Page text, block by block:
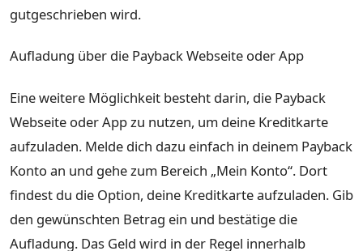
gutgeschrieben wird.
Aufladung über die Payback Webseite oder App
Eine weitere Möglichkeit besteht darin, die Payback
Webseite oder App zu nutzen, um deine Kreditkarte
aufzuladen. Melde dich dazu einfach in deinem Payback
Konto an und gehe zum Bereich „Mein Konto“. Dort
findest du die Option, deine Kreditkarte aufzuladen. Gib
den gewünschten Betrag ein und bestätige die
Aufladung. Das Geld wird in der Regel innerhalb